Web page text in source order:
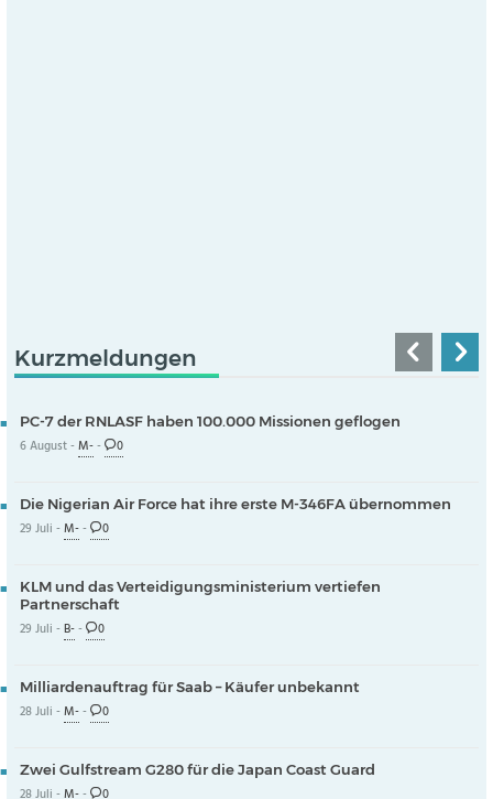
Kurzmeldungen
PC-7 der RNLASF haben 100.000 Missionen geflogen
6 August -M-- 0
Die Nigerian Air Force hat ihre erste M-346FA übernommen
29 Juli -M-- 0
KLM und das Verteidigungsministerium vertiefen
Partnerschaft
29 Juli -B-- 0
Milliardenauftrag für Saab – Käufer unbekannt
28 Juli -M-- 0
Zwei Gulfstream G280 für die Japan Coast Guard
28 Juli -M-- 0